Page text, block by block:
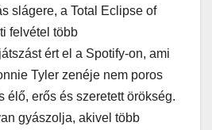
slágere, a Total Eclipse of
felvétel több
ért el a Spotify-on, ami
Tyler zenéje nem poros
élő, erős és szeretett örökség.
gyászolja, akivel több